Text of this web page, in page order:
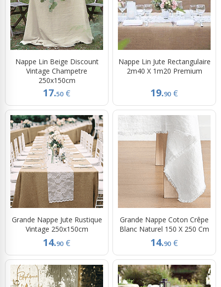
Nappe Lin Beige Discount
Vintage Champetre
250x150cm
17.50 €
Nappe Lin Jute Rectangulaire
2m40 X 1m20 Premium
19.90 €
Grande Nappe Jute Rustique
Vintage 250x150cm
14.90 €
Grande Nappe Coton Crêpe
Blanc Naturel 150 X 250 Cm
14.90 €